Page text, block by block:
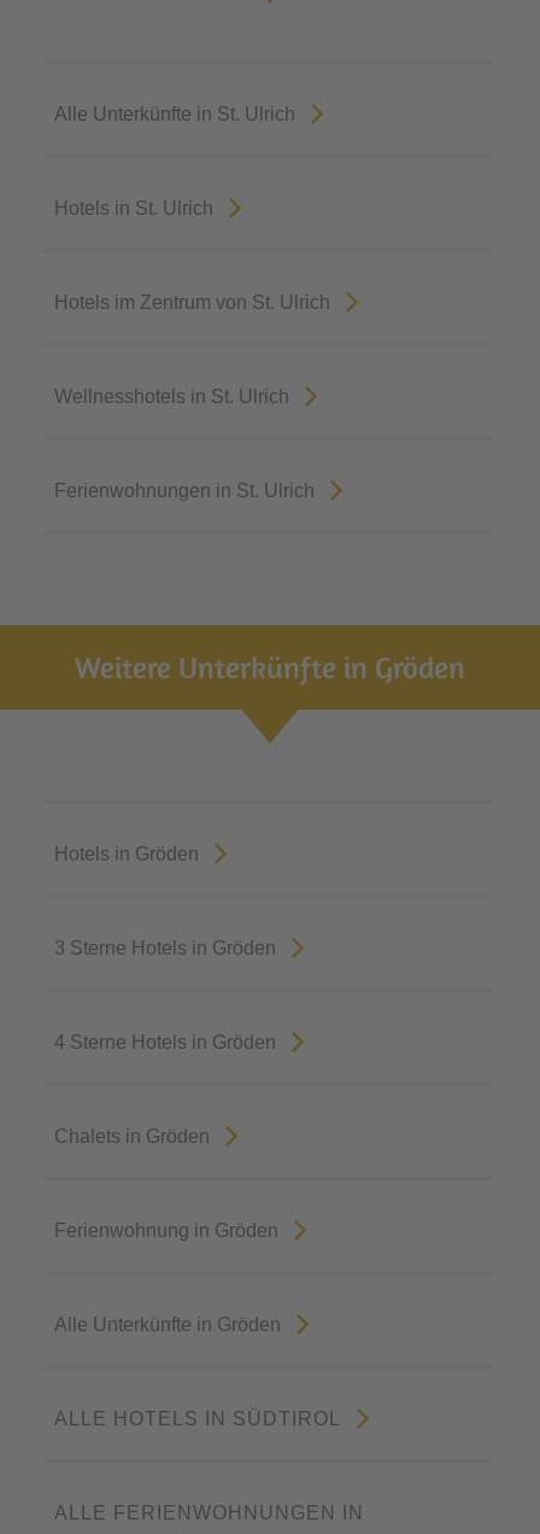
Alle Unterkünfte in St. Ulrich
Hotels in St. Ulrich
Hotels im Zentrum von St. Ulrich
Wellnesshotels in St. Ulrich
Ferienwohnungen in St. Ulrich
Weitere Unterkünfte in Gröden
Hotels in Gröden
3 Sterne Hotels in Gröden
4 Sterne Hotels in Gröden
Chalets in Gröden
Ferienwohnung in Gröden
Alle Unterkünfte in Gröden
ALLE HOTELS IN SÜDTIROL
ALLE FERIENWOHNUNGEN IN